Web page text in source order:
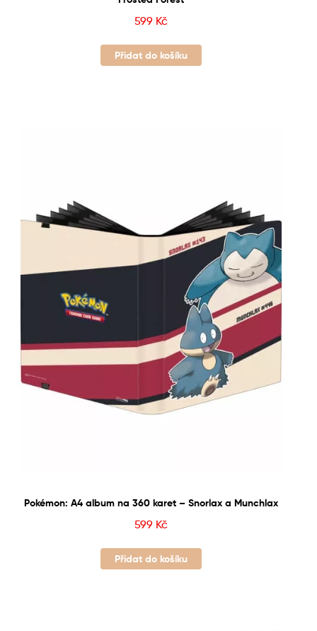
599 Kč
Přidat do košíku
Pokémon: A4 album na 360 karet – Snorlax a Munchlax
599 Kč
Přidat do košíku